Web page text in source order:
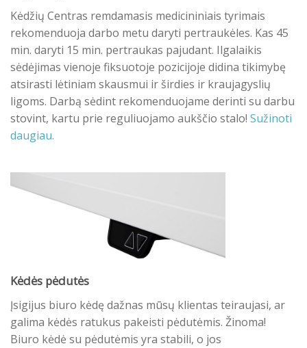
Kėdžių Centras remdamasis medicininiais tyrimais
rekomenduoja darbo metu daryti pertraukėles. Kas 45
min. daryti 15 min. pertraukas pajudant. Ilgalaikis
sėdėjimas vienoje fiksuotoje pozicijoje didina tikimybę
atsirasti lėtiniam skausmui ir širdies ir kraujagyslių
ligoms. Darbą sėdint rekomenduojame derinti su darbu
stovint, kartu prie reguliuojamo aukščio stalo! Sužinoti
daugiau.
Kėdės pėdutės
Įsigijus biuro kėdę dažnas mūsų klientas teiraujasi, ar
galima kėdės ratukus pakeisti pėdutėmis. Žinoma!
Biuro kėdė su pėdutėmis yra stabili, o jos